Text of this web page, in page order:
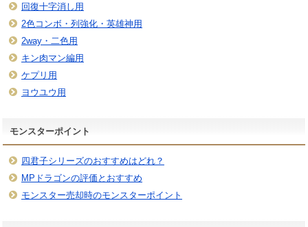
回復十字消し用
2色コンボ・列強化・英雄神用
2way・二色用
キン肉マン編用
ケプリ用
ヨウユウ用
モンスターポイント
四君子シリーズのおすすめはどれ？
MPドラゴンの評価とおすすめ
モンスター売却時のモンスターポイント